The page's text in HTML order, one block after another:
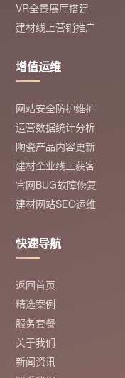
VR全景展厅搭建
建材线上营销推广
增值运维
网站安全防护维护
运营数据统计分析
陶瓷产品内容更新
建材企业线上获客
官网BUG故障修复
建材网站SEO运维
快速导航
返回首页
精选案例
服务套餐
关于我们
新闻资讯